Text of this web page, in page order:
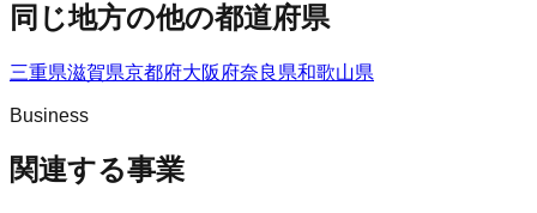
同じ地方の他の都道府県
三重県滋賀県京都府大阪府奈良県和歌山県
Business
関連する事業